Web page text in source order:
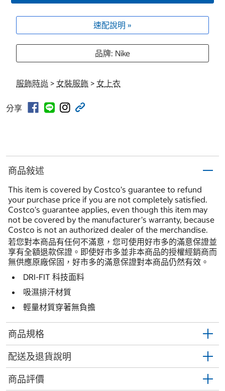
速配說明 »
品牌: Nike
服飾時尚 > 女裝服飾 > 女上衣
分享
商品敍述
This item is covered by Costco’s guarantee to refund
your purchase price if you are not completely satisfied.
Costco’s guarantee applies, even though this item may
not be covered by the manufacturer’s warranty, because
Costco is not an authorized dealer of the merchandise.
若您對本商品有任何不滿意，您可使用好市多的滿意保證並
享有全額退款保證。即使好市多並非本商品的授權經銷商而
無供應原廠保固，好市多的滿意保證對本商品仍然有效。
DRI-FIT 科技面料
吸濕排汗材質
輕量材質穿著無負擔
商品規格
配送及退貨說明
商品評價